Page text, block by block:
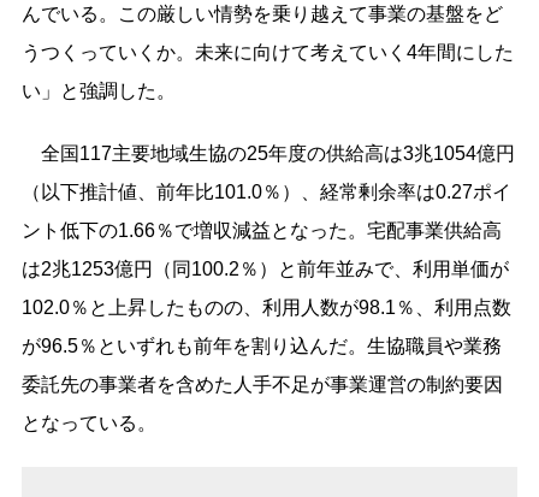
んでいる。この厳しい情勢を乗り越えて事業の基盤をど
うつくっていくか。未来に向けて考えていく4年間にした
い」と強調した。
全国117主要地域生協の25年度の供給高は3兆1054億円
（以下推計値、前年比101.0％）、経常剰余率は0.27ポイ
ント低下の1.66％で増収減益となった。宅配事業供給高
は2兆1253億円（同100.2％）と前年並みで、利用単価が
102.0％と上昇したものの、利用人数が98.1％、利用点数
が96.5％といずれも前年を割り込んだ。生協職員や業務
委託先の事業者を含めた人手不足が事業運営の制約要因
となっている。